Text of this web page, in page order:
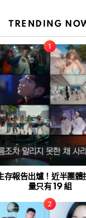
TRENDING
報告出爐！近半團體
量只有 19 組